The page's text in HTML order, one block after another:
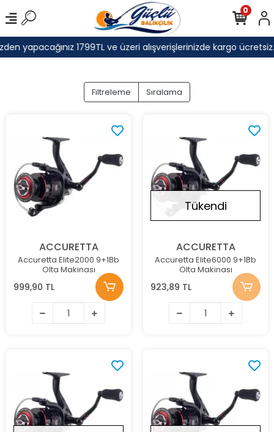
yapacağınız 1799TL ve üzeri alışverişlerinizde kargo ücretsiz.
0
Filtreleme Sıralama
ACCURETTA
Accuretta Elite2000 9+1Bb
Olta Makinası
999,90 TL
Tükendi
ACCURETTA
Accuretta Elite6000 9+1Bb
Olta Makinası
923,89 TL